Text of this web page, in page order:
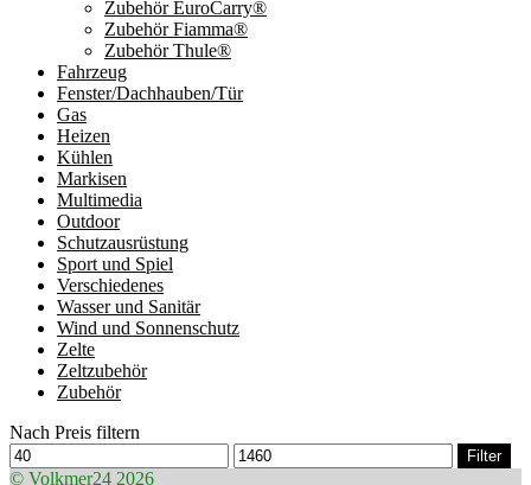
Zubehör EuroCarry®
Zubehör Fiamma®
Zubehör Thule®
Fahrzeug
Fenster/Dachhauben/Tür
Gas
Heizen
Kühlen
Markisen
Multimedia
Outdoor
Schutzausrüstung
Sport und Spiel
Verschiedenes
Wasser und Sanitär
Wind und Sonnenschutz
Zelte
Zeltzubehör
Zubehör
Nach Preis filtern
Min.
Preis
Max.
Preis
Filter
© Volkmer24 2026